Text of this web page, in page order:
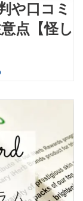
や口コミ
点【怪し